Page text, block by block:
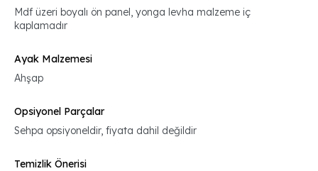
Mdf üzeri boyalı ön panel, yonga levha malzeme iç
kaplamadır
Ayak Malzemesi
Ahşap
Opsiyonel Parçalar
Sehpa opsiyoneldir, fiyata dahil değildir
Temizlik Önerisi